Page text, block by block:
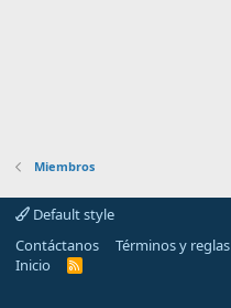
Miembros
Default style
Contáctanos
Términos y reglas
Inicio
R